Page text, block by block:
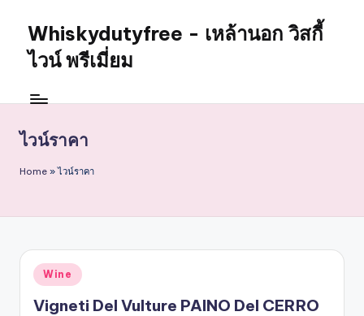
content
Whiskydutyfree - เหล้านอก วิสกี้
ไวน์ พรีเมี่ยม
สุรา
นอก
ไวน์
เมี่
alcoholdrinkstore
กา
ไวน์ราคา
Home »ไวน์ราคา
Posted
in
Wine
Vigneti Del Vulture PAINO Del CERRO